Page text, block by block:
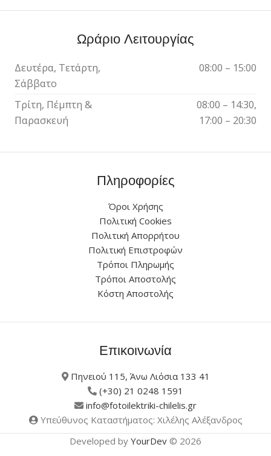
Ωράριο Λειτουργίας
Δευτέρα, Τετάρτη,
Σάββατο
08:00 – 15:00
Τρίτη, Πέμπτη &
Παρασκευή
08:00 – 14:30,
17:00 – 20:30
Πληροφορίες
Όροι Χρήσης
Πολιτική Cookies
Πολιτική Απορρήτου
Πολιτική Επιστροφών
Τρόποι Πληρωμής
Τρόποι Αποστολής
Κόστη Αποστολής
Επικοινωνία
Πηνειού 115, Άνω Λιόσια 133 41
(+30) 21 0248 1591
info@fotoilektriki-chilelis.gr
Υπεύθυνος Καταστήματος: Χιλέλης Αλέξανδρος
Developed by YourDev © 2026